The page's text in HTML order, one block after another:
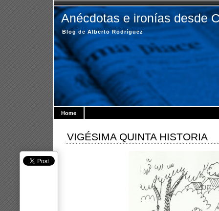
Anécdotas e ironías desde
Blog de Alberto Rodríguez
Home
VIGÉSIMA QUINTA HISTORIA